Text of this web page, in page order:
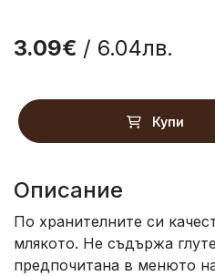
3.09€ / 6.04лв.
Купи
Описание
По хранителните си
млякото. Не съдържа
предпочитана в менюто